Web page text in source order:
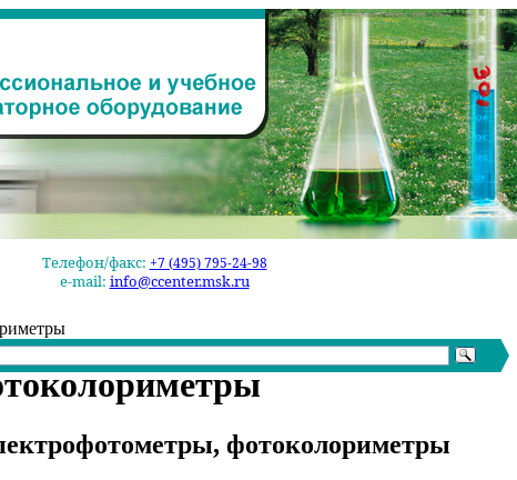
Телефон/факс: +7 (495) 795-24-98
e-mail: info@ccenter.msk.ru
фотоколориметры